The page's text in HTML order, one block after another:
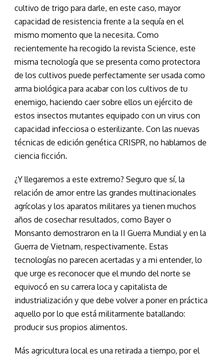
cultivo de trigo para darle, en este caso, mayor
capacidad de resistencia frente a la sequía en el
mismo momento que la necesita. Como
recientemente ha recogido la revista Science, este
misma tecnología que se presenta como protectora
de los cultivos puede perfectamente ser usada como
arma biológica para acabar con los cultivos de tu
enemigo, haciendo caer sobre ellos un ejército de
estos insectos mutantes equipado con un virus con
capacidad infecciosa o esterilizante. Con las nuevas
técnicas de edición genética CRISPR, no hablamos de
ciencia ficción.
¿Y llegaremos a este extremo? Seguro que sí, la
relación de amor entre las grandes multinacionales
agrícolas y los aparatos militares ya tienen muchos
años de cosechar resultados, como Bayer o
Monsanto demostraron en la II Guerra Mundial y en la
Guerra de Vietnam, respectivamente. Estas
tecnologías no parecen acertadas y a mi entender, lo
que urge es reconocer que el mundo del norte se
equivocó en su carrera loca y capitalista de
industrialización y que debe volver a poner en práctica
aquello por lo que está militarmente batallando:
producir sus propios alimentos.
Más agricultura local es una retirada a tiempo, por el